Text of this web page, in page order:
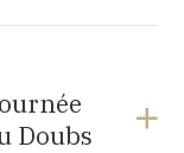
Doubs